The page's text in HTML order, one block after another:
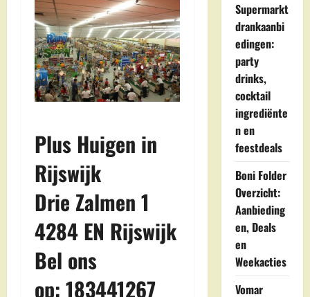
Plus Huigen in
Rijswijk
Drie Zalmen 1
4284 EN Rijswijk
Bel ons
op: 183441267
Supermarkt
drankaanbi
edingen:
party
drinks,
cocktail
ingrediënte
n en
feestdeals
Boni Folder
Overzicht:
Aanbieding
en, Deals
en
Weekacties
Vomar